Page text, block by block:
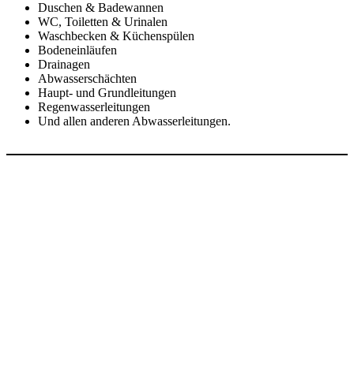
Duschen & Badewannen
WC, Toiletten & Urinalen
Waschbecken & Küchenspülen
Bodeneinläufen
Drainagen
Abwasserschächten
Haupt- und Grundleitungen
Regenwasserleitungen
Und allen anderen Abwasserleitungen.